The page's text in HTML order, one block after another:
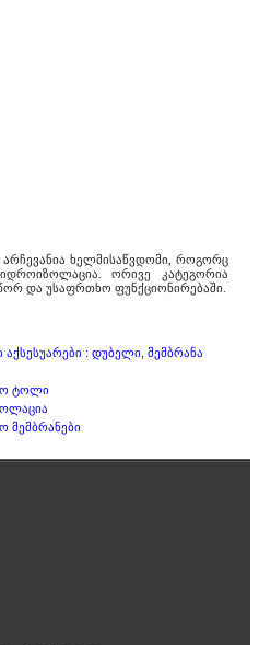
ხელმისაწვდომი, როგორც
ორივე კატეგორია
და უსაფრთხო ფუნქციონირებაში.
: დუბელი, მემბრანა
ტოლი
მემბრანები